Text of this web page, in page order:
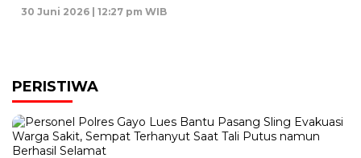
30 Juni 2026 | 12:27 pm WIB
PERISTIWA